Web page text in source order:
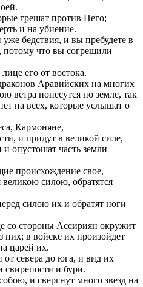
грешат против Него;
и на убиение.
бедствия, и вы пребудете в
потому что вы согрешили
его от востока.
Аравийских на многих
ветра понесутся по земле, так
на всех, которые услышат о
Кармоняне,
и придут в великой силе,
опустошат часть земли
происхождение свое,
великою силою, обратятся
силою их и обратят ноги
со стороны Ассириян окружит
них; в войске их произойдет
царей их.
от севера до юга, и вид их
свирепости и бури.
и свергнут много звезд на